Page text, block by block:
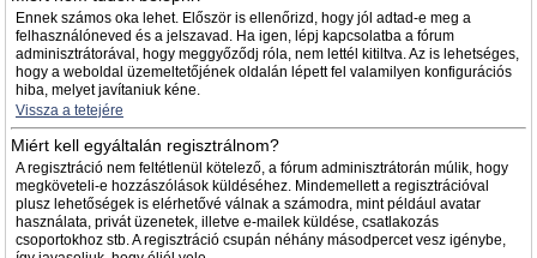
Ennek számos oka lehet. Először is ellenőrizd, hogy jól adtad-e meg a
felhasználóneved és a jelszavad. Ha igen, lépj kapcsolatba a fórum
adminisztrátorával, hogy meggyőződj róla, nem lettél kitiltva. Az is lehetséges,
hogy a weboldal üzemeltetőjének oldalán lépett fel valamilyen konfigurációs
hiba, melyet javítaniuk kéne.
Vissza a tetejére
Miért kell egyáltalán regisztrálnom?
A regisztráció nem feltétlenül kötelező, a fórum adminisztrátorán múlik, hogy
megköveteli-e hozzászólások küldéséhez. Mindemellett a regisztrációval
plusz lehetőségek is elérhetővé válnak a számodra, mint például avatar
használata, privát üzenetek, illetve e-mailek küldése, csatlakozás
csoportokhoz stb. A regisztráció csupán néhány másodpercet vesz igénybe,